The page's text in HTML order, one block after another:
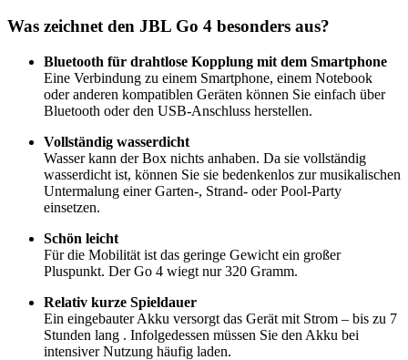
Was zeichnet den JBL Go 4 besonders aus?
Bluetooth für drahtlose Kopplung mit dem Smartphone
Eine Verbindung zu einem Smartphone, einem Notebook
oder anderen kompatiblen Geräten können Sie einfach über
Bluetooth oder den USB-Anschluss herstellen.
Vollständig wasserdicht
Wasser kann der Box nichts anhaben. Da sie vollständig
wasserdicht ist, können Sie sie bedenkenlos zur musikalischen
Untermalung einer Garten-, Strand- oder Pool-Party
einsetzen.
Schön leicht
Für die Mobilität ist das geringe Gewicht ein großer
Pluspunkt. Der Go 4 wiegt nur 320 Gramm.
Relativ kurze Spieldauer
Ein eingebauter Akku versorgt das Gerät mit Strom – bis zu 7
Stunden lang . Infolgedessen müssen Sie den Akku bei
intensiver Nutzung häufig laden.